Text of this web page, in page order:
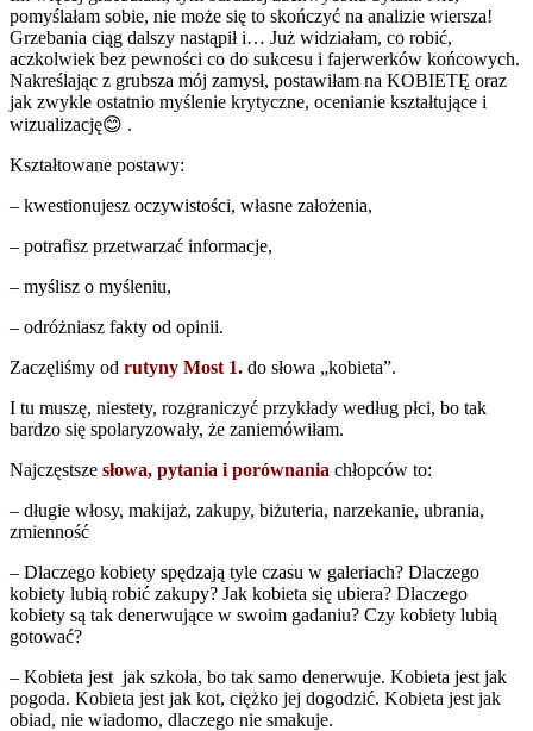
pomyślałam sobie, nie może się to skończyć na analizie wiersza!
Grzebania ciąg dalszy nastąpił i… Już widziałam, co robić,
aczkolwiek bez pewności co do sukcesu i fajerwerków końcowych.
Nakreślając z grubsza mój zamysł, postawiłam na KOBIETĘ oraz
jak zwykle ostatnio myślenie krytyczne, ocenianie kształtujące i
wizualizację😊 .
Kształtowane postawy:
– kwestionujesz oczywistości, własne założenia,
– potrafisz przetwarzać informacje,
– myślisz o myśleniu,
– odróżniasz fakty od opinii.
Zaczęliśmy od rutyny Most 1. do słowa „kobieta”.
I tu muszę, niestety, rozgraniczyć przykłady według płci, bo tak
bardzo się spolaryzowały, że zaniemówiłam.
Najczęstsze słowa, pytania i porównania chłopców to:
– długie włosy, makijaż, zakupy, biżuteria, narzekanie, ubrania,
zmienność
– Dlaczego kobiety spędzają tyle czasu w galeriach? Dlaczego
kobiety lubią robić zakupy? Jak kobieta się ubiera? Dlaczego
kobiety są tak denerwujące w swoim gadaniu? Czy kobiety lubią
gotować?
– Kobieta jest jak szkoła, bo tak samo denerwuje. Kobieta jest jak
pogoda. Kobieta jest jak kot, ciężko jej dogodzić. Kobieta jest jak
obiad, nie wiadomo, dlaczego nie smakuje.